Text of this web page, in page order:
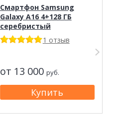
Смартфон Samsung
Galaxy A16 4+128 ГБ
серебристый
1 отзыв
от 13 000 руб.